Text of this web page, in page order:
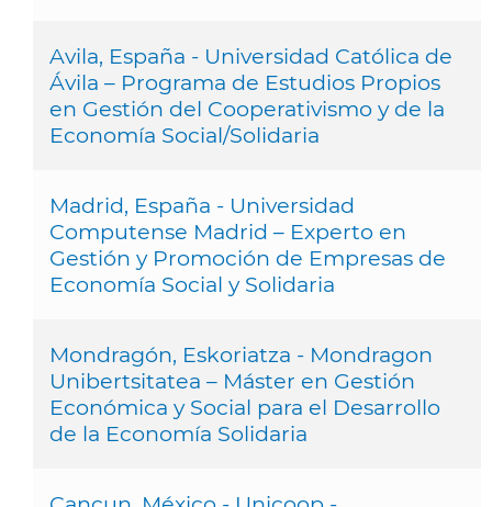
Avila, España - Universidad Católica de
Ávila – Programa de Estudios Propios
en Gestión del Cooperativismo y de la
Economía Social/Solidaria
Madrid, España - Universidad
Computense Madrid – Experto en
Gestión y Promoción de Empresas de
Economía Social y Solidaria
Mondragón, Eskoriatza - Mondragon
Unibertsitatea – Máster en Gestión
Económica y Social para el Desarrollo
de la Economía Solidaria